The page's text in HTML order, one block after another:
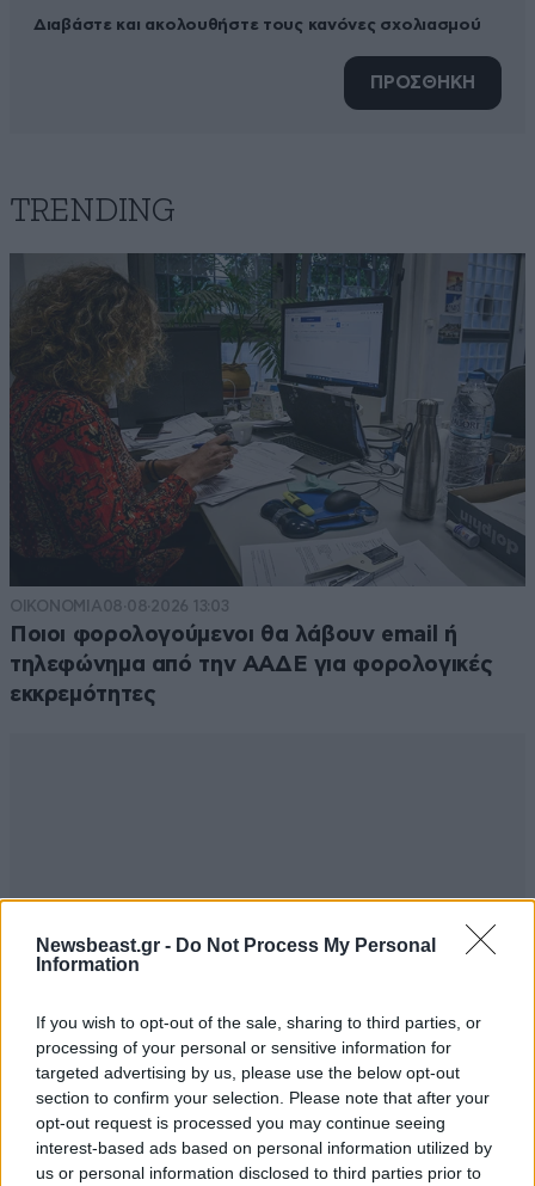
Newsbeast.gr - Do Not Process My Personal
Information
If you wish to opt-out of the sale, sharing to third parties, or
processing of your personal or sensitive information for
targeted advertising by us, please use the below opt-out
section to confirm your selection. Please note that after your
opt-out request is processed you may continue seeing
interest-based ads based on personal information utilized by
us or personal information disclosed to third parties prior to
Διαβάστε και ακολουθήστε τους κανόνες σχολιασμού
ΠΡΟΣΘΗΚΗ
TRENDING
ΟΙΚΟΝΟΜΙΑ08·08·2026 13:03
Ποιοι φορολογούμενοι θα λάβουν email ή
τηλεφώνημα από την ΑΑΔΕ για φορολογικές
εκκρεμότητες